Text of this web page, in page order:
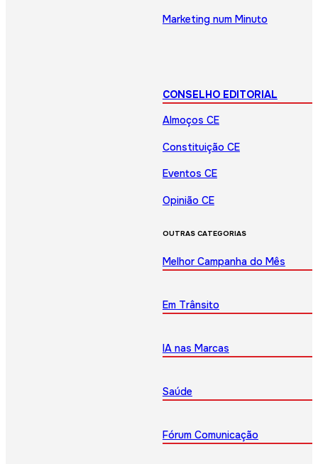
Marketing num Minuto
CONSELHO EDITORIAL
Almoços CE
Constituição CE
Eventos CE
Opinião CE
OUTRAS CATEGORIAS
Melhor Campanha do Mês
Em Trânsito
IA nas Marcas
Saúde
Fórum Comunicação